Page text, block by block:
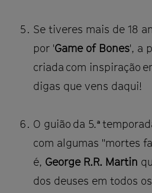
Se tiveres mais de 18
por 'Game of Bones', a
criada com inspiração
digas que vens daqui!
O guião da 5.ª
com algumas "mortes
é, George R.R. Martin
dos deuses em todos